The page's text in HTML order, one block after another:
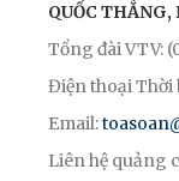
QUỐC
Tổng đài VTV:
Điện thoại Thời
Email:
Liên hệ quảng